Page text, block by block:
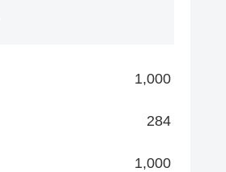
1,000
284
1,000